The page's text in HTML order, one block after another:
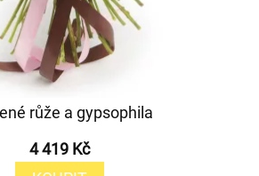
růže a gypsophila
4 419 Kč